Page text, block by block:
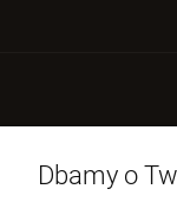
Dbamy o